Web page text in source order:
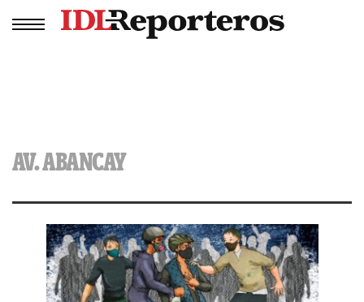
AV. ABANCAY